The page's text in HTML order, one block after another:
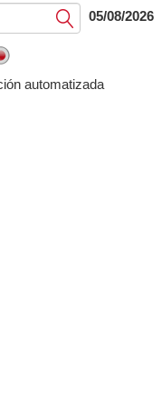
Submit05/08/2026
automatizada